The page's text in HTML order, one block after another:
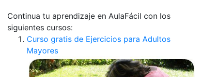
Continua tu aprendizaje en AulaFácil con los
siguientes cursos:
Curso gratis de Ejercicios para Adultos
Mayores